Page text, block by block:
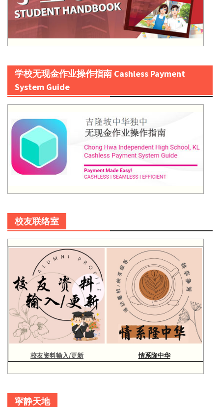
学校无现金作业操作指南 Cashless Payment
System Guide
校友联络室
校友资料输入/更新 情系隆中华
寜静天地